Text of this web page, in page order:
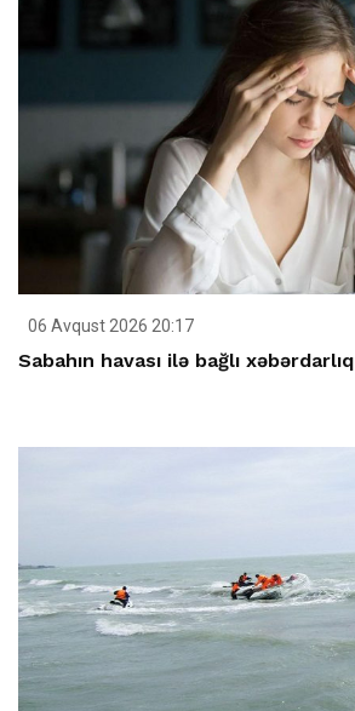
06 Avqust 2026 20:17
Sabahın havası ilə bağlı xəbərdarlıq